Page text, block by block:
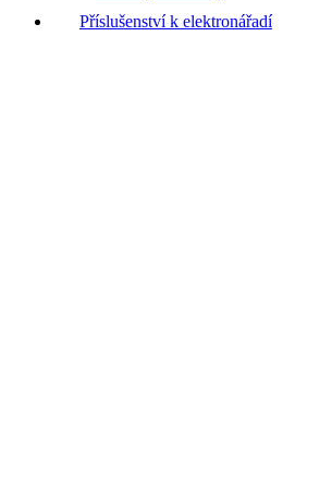
Příslušenství k elektronářadí